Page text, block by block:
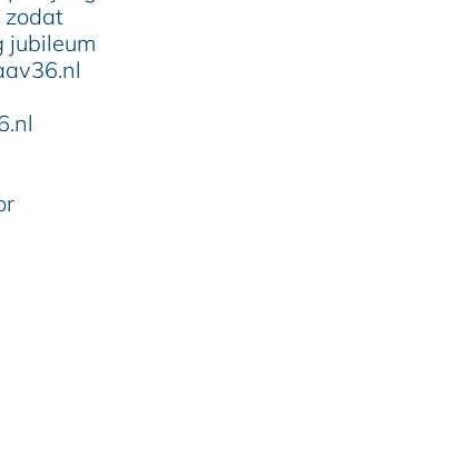
zodat
jubileum